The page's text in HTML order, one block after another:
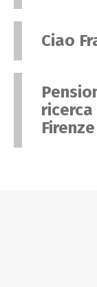
Ciao
ricerca
Firenze